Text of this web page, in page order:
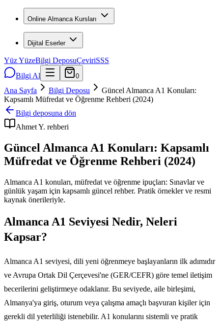
Online Almanca Kursları
Dijital Eserler
Yüz YüzeBilgi DeposuÇeviriSSS
Bilgi Al
0
Ana Sayfa Bilgi Deposu
Güncel Almanca A1 Konuları:
Kapsamlı Müfredat ve Öğrenme Rehberi (2024)
Bilgi deposuna dön
Ahmet Y. rehberi
Güncel Almanca A1 Konuları: Kapsamlı
Müfredat ve Öğrenme Rehberi (2024)
Almanca A1 konuları, müfredat ve öğrenme ipuçları: Sınavlar ve
günlük yaşam için kapsamlı güncel rehber. Pratik örnekler ve resmi
kaynak önerileriyle.
Almanca A1 Seviyesi Nedir, Neleri
Kapsar?
Almanca A1 seviyesi, dili yeni öğrenmeye başlayanların ilk adımıdır
ve Avrupa Ortak Dil Çerçevesi'ne (GER/CEFR) göre temel iletişim
becerilerini geliştirmeye odaklanır. Bu seviyede, aile birleşimi,
Almanya'ya giriş, oturum veya çalışma amaçlı başvuran kişiler için
gerekli dil yeterliliği istenebilir. A1 konularını sistemli ve pratik